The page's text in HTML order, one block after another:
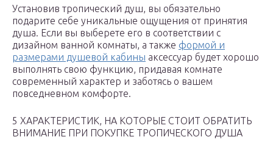
Установив тропический душ, вы обязательно
подарите себе уникальные ощущения от принятия
душа. Если вы выберете его в соответствии с
дизайном ванной комнаты, а также формой и
размерами душевой кабины аксессуар будет хорошо
выполнять свою функцию, придавая комнате
современный характер и заботясь о вашем
повседневном комфорте.
5 ХАРАКТЕРИСТИК, НА КОТОРЫЕ СТОИТ ОБРАТИТЬ
ВНИМАНИЕ ПРИ ПОКУПКЕ ТРОПИЧЕСКОГО ДУША